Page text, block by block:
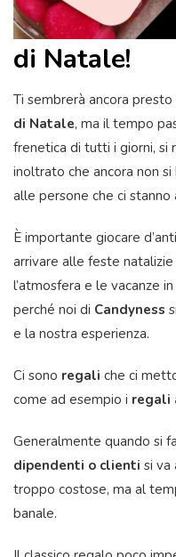
di Natale!
Ti sembrerà ancora
di Natale, ma il tempo
frenetica di tutti i giorni, si
inoltrato che ancora non
alle persone che ci stanno
È importante giocare
arrivare alle feste
l’atmosfera e le vacanze
perché noi di Candyness
e la nostra esperienza.
Ci sono regali che ci
come ad esempio i regali
Generalmente quando si
dipendenti o clienti si va
troppo costose, ma al
banale.